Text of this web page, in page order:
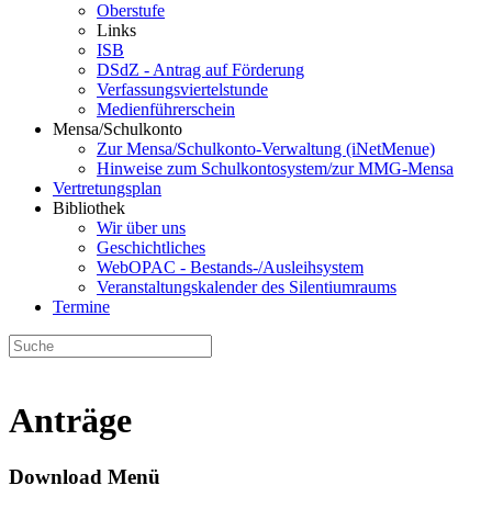
Oberstufe
Links
ISB
DSdZ - Antrag auf Förderung
Verfassungsviertelstunde
Medienführerschein
Mensa/Schulkonto
Zur Mensa/Schulkonto-Verwaltung (iNetMenue)
Hinweise zum Schulkontosystem/zur MMG-Mensa
Vertretungsplan
Bibliothek
Wir über uns
Geschichtliches
WebOPAC - Bestands-/Ausleihsystem
Veranstaltungskalender des Silentiumraums
Termine
Anträge
Download Menü